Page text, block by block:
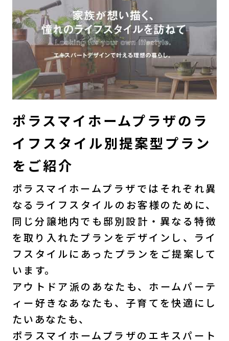
ポラスマイホームプラザのラ
イフスタイル別提案型プラン
をご紹介
ポラスマイホームプラザではそれぞれ異
なるライフスタイルのお客様のために、
同じ分譲地内でも邸別設計・異なる特徴
を取り入れたプランをデザインし、ライ
フスタイルにあったプランをご提案して
います。
アウトドア派のあなたも、ホームパーテ
ィー好きなあなたも、子育てを快適にし
たいあなたも、
ポラスマイホームプラザのエキスパート